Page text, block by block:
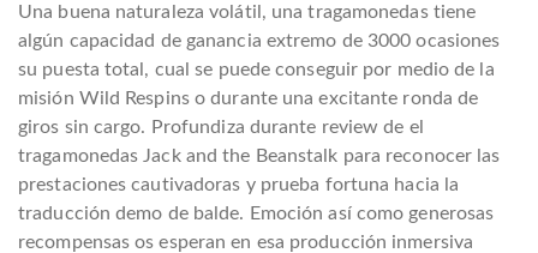
Una buena naturaleza volátil, una tragamonedas tiene
algún capacidad de ganancia extremo de 3000 ocasiones
su puesta total, cual se puede conseguir por medio de la
misión Wild Respins o durante una excitante ronda de
giros sin cargo. Profundiza durante review de el
tragamonedas Jack and the Beanstalk para reconocer las
prestaciones cautivadoras y prueba fortuna hacia la
traducción demo de balde. Emoción así­ como generosas
recompensas os esperan en esa producción inmersiva